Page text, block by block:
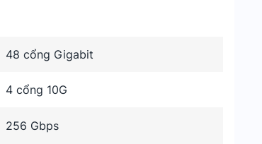
48 cổng Gigabit
4 cổng 10G
256 Gbps